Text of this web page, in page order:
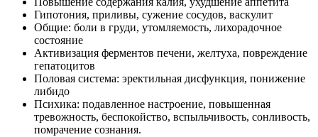
Гипотония, приливы, сужение сосудов, васкулит
Общие: боли в груди, утомляемость, лихорадочное
состояние
Активизация ферментов печени, желтуха, повреждение
гепатоцитов
Половая система: эректильная дисфункция, понижение
либидо
Психика: подавленное настроение, повышенная
тревожность, беспокойство, вспыльчивость, сонливость,
помрачение сознания.